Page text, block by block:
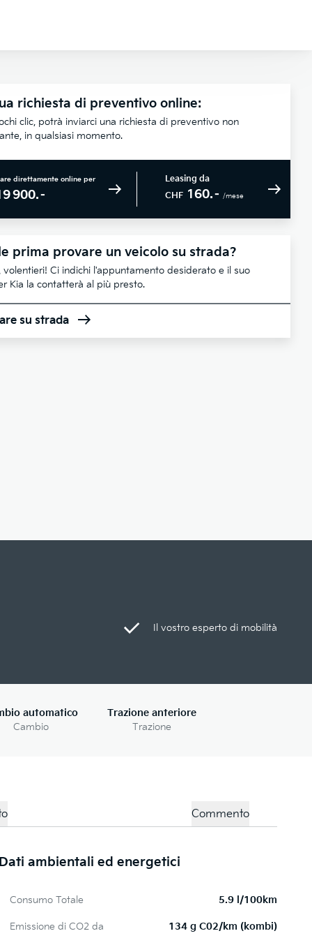
richiesta di preventivo online:
clic, potrà inviarci una richiesta di preventivo non
in qualsiasi momento.
direttamente online per
900.–
Leasing da
CHF 160.– /mese
prima provare un veicolo su strada?
volentieri! Ci indichi l'appuntamento desiderato e il suo
Kia la contatterà al più presto.
su strada
Il vostro esperto di mobilità
automatico
Cambio
Trazione anteriore
Trazione
Commento
Dati ambientali ed energetici
Consumo Totale 5.9 l/100km
Emissione di CO2 da 134 g C02/km (kombi)